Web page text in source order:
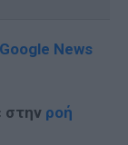
Google News
στην ροή